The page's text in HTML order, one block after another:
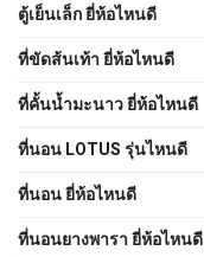
ตู้เย็นเล็ก ยี่ห้อไหนดี
ที่ขัดส้นเท้า ยี่ห้อไหนดี
ที่คั้นน้ำมะนาว ยี่ห้อไหนดี
ที่นอน LOTUS รุ่นไหนดี
ที่นอน ยี่ห้อไหนดี
ที่นอนยางพารา ยี่ห้อไหนดี